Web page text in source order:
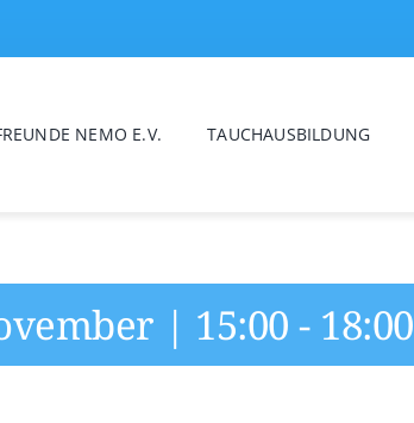
NEMO E.V. TAUCHAUSBILDUNG
| 15:00 - 18:00